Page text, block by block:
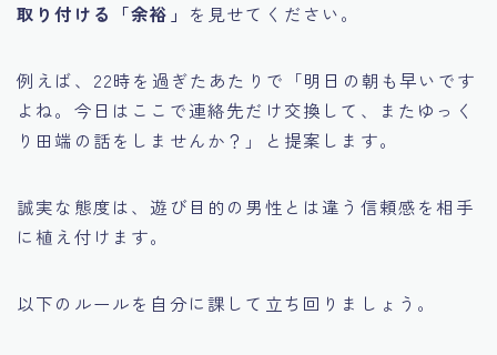
取り付ける「余裕」 を見せてください。
例えば、22時を過ぎたあたりで「明日の朝も早いです
よね。今日はここで連絡先だけ交換して、またゆっく
り田端の話をしませんか？」と提案します。
誠実な態度は、遊び目的の男性とは違う信頼感を相手
に植え付けます。
以下のルールを自分に課して立ち回りましょう。